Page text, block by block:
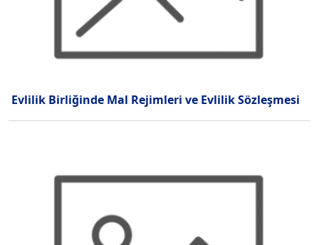
Evlilik Birliğinde Mal Rejimleri ve Evlilik Sözleşmesi